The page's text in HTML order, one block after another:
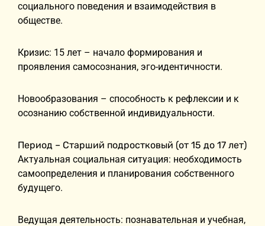
социального поведения и взаимодействия в
обществе.
Кризис: 15 лет – начало формирования и
проявления самосознания, эго-идентичности.
Новообразования – способность к рефлексии и к
осознанию собственной индивидуальности.
Период – Старший подростковый (от 15 до 17 лет)
Актуальная социальная ситуация: необходимость
самоопределения и планирования собственного
будущего.
Ведущая деятельность: познавательная и учебная,